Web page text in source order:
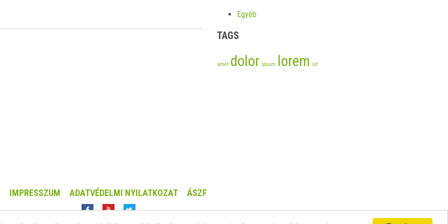
Egyéb
TAGS
amet dolor ipsum lorem sit
IMPRESSZUM ADATVÉDELMI NYILATKOZAT ÁSZF